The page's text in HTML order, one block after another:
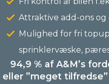
Attraktive add-ons
Mulighed for fri
sprinklervæske,
94,9 % af A&M’s
eller ”meget